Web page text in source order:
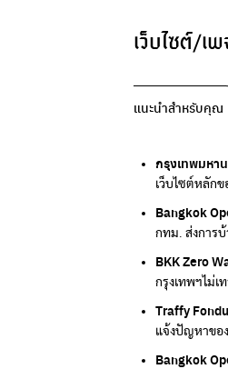
เว็บไซต์/เ
แนะนำสำหรับคุณ
กรุงเทพมหา
เว็บไซต์หลัก
Bangkok
กทม. ส่งการ
BKK Zero
กรุงเทพฯไม่เ
Traffy
แจ้งปัญหาขอ
Bangkok
Traffy
แจ้งปัญหาขยะ
CHULA
จัดการขยะภ
กรมควบคุม
แหล่งข้อมูลเกี่
Recycle day
Platform เป
WASTE
Traffy
แจ้งปัญหาฝุ่น
กรมควบคุม
แหล่งข้อมูลเกี่
Greenpeace
มูลนิธิสภาประ
Bangkok
ความคืบหน้าโ
Thai Green
ระบบฐานข้อ
กระทรวงทรั
กรมส่งเสริมคุ
DCCE
กรมการเปลี่
Greenpeace
มูลนิธิสภาปร
Carbon
เรียนรู้เครื่อ
EJF